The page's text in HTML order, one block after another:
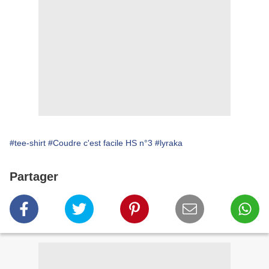
#tee-shirt #Coudre c'est facile HS n°3 #lyraka
Partager